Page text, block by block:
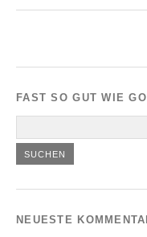
FAST SO GUT WIE
NEUESTE